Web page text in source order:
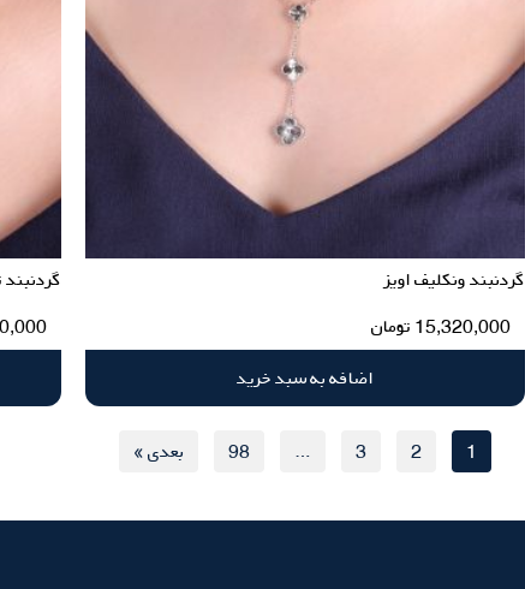
گردنبند ونکلیف اویز
15,320,000 تومان
اضافه به سبد خرید
1
2
3
…
98 بعدی »